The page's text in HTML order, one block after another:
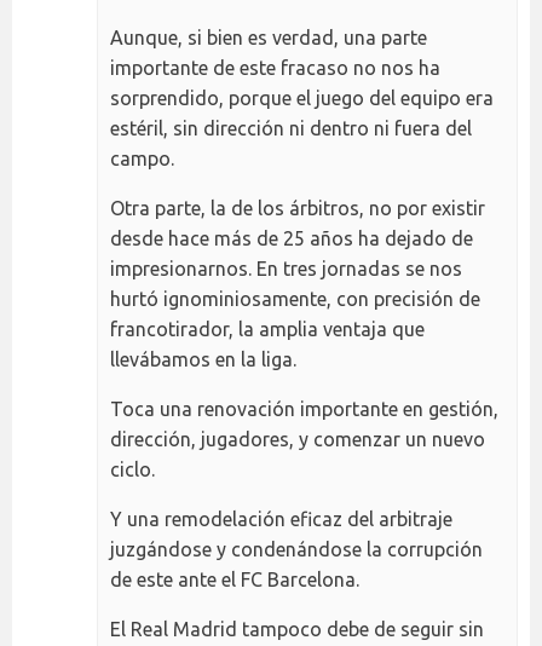
Aunque, si bien es verdad, una parte
importante de este fracaso no nos ha
sorprendido, porque el juego del equipo era
estéril, sin dirección ni dentro ni fuera del
campo.
Otra parte, la de los árbitros, no por existir
desde hace más de 25 años ha dejado de
impresionarnos. En tres jornadas se nos
hurtó ignominiosamente, con precisión de
francotirador, la amplia ventaja que
llevábamos en la liga.
Toca una renovación importante en gestión,
dirección, jugadores, y comenzar un nuevo
ciclo.
Y una remodelación eficaz del arbitraje
juzgándose y condenándose la corrupción
de este ante el FC Barcelona.
El Real Madrid tampoco debe de seguir sin